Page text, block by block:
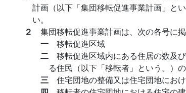
計画（以下「集団移転促進事業計画」と
い。
２ 集団移転促進事業計画は、次の各号に
一 移転促進区域
二 移転促進区域内にある住居の数及
る住民（以下「移転者」という。）
三 住宅団地の整備又は住宅団地にお